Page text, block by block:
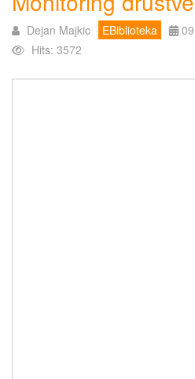
Dejan Majkic EBiblioteka
Hits: 3572